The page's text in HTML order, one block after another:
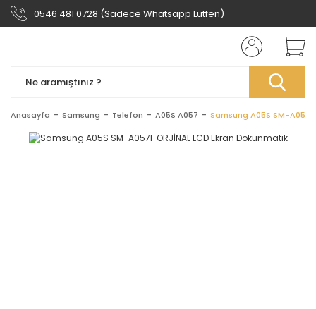
0546 481 0728 (Sadece Whatsapp Lütfen)
Anasayfa Samsung Telefon A05S A057 Samsung A05S SM-